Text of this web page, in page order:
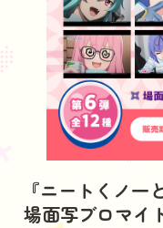
『ニートくノ一
場面写ブロマイ